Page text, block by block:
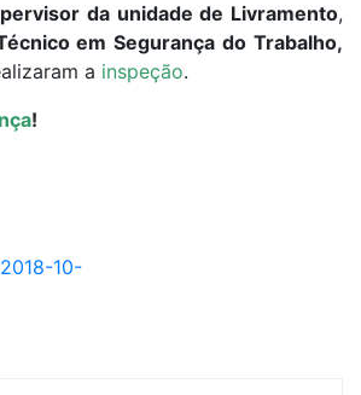
da unidade de Livramento,
em Segurança do Trabalho,
a inspeção.
!
10-